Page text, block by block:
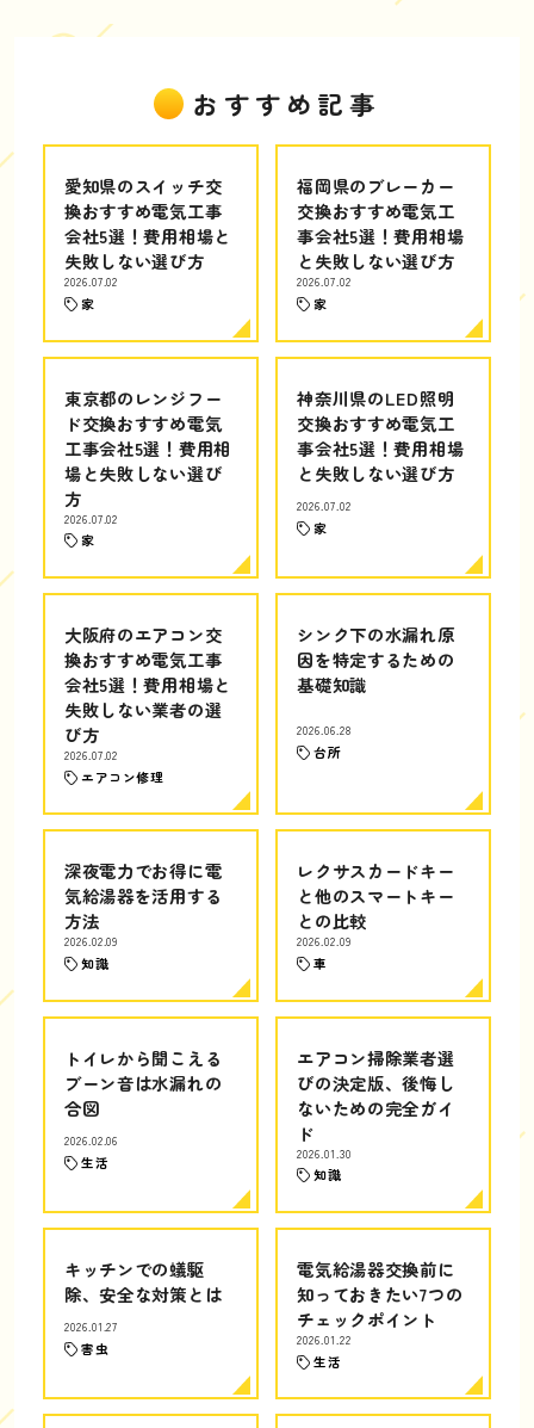
おすすめ記事
愛知県のスイッチ交
換おすすめ電気工事
会社5選！費用相場と
失敗しない選び方
2026.07.02
家
福岡県のブレーカー
交換おすすめ電気工
事会社5選！費用相場
と失敗しない選び方
2026.07.02
家
東京都のレンジフー
ド交換おすすめ電気
工事会社5選！費用相
場と失敗しない選び
方
2026.07.02
家
神奈川県のLED照明
交換おすすめ電気工
事会社5選！費用相場
と失敗しない選び方
2026.07.02
家
大阪府のエアコン交
換おすすめ電気工事
会社5選！費用相場と
失敗しない業者の選
び方
2026.07.02
エアコン修理
シンク下の水漏れ原
因を特定するための
基礎知識
2026.06.28
台所
深夜電力でお得に電
気給湯器を活用する
方法
2026.02.09
知識
レクサスカードキー
と他のスマートキー
との比較
2026.02.09
車
トイレから聞こえる
ブーン音は水漏れの
合図
2026.02.06
生活
エアコン掃除業者選
びの決定版、後悔し
ないための完全ガイ
ド
2026.01.30
知識
キッチンでの蟻駆
除、安全な対策とは
2026.01.27
害虫
電気給湯器交換前に
知っておきたい7つの
チェックポイント
2026.01.22
生活